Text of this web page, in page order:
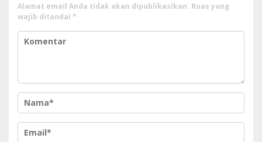
Alamat email Anda tidak akan dipublikasikan. Ruas yang
wajib ditandai *